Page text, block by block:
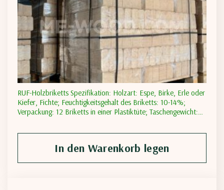
RUF-Holzbriketts Spezifikation: Holzart: Espe, Birke, Erle oder
Kiefer, Fichte; Feuchtigkeitsgehalt des Briketts: 10-14%;
Verpackung: 12 Briketts in einer Plastiktüte; Taschengewicht:
Stück; Gesamtgewicht: 960 kg/Palette; volle LKW-Ladung 25
In den Warenkorb legen